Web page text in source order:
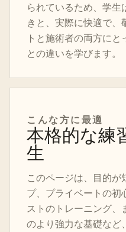
られているため、学
きと、実際に快適で
トと施術者の両方に
との違いを学びます。
こんな方に最適
本格的な練
生
このページは、目的が
プ、プライベートの初
ストのトレーニング、
のより強力な基礎など